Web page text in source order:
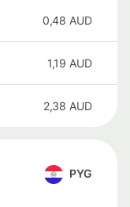
0,48 AUD
1,19 AUD
2,38 AUD
PYG